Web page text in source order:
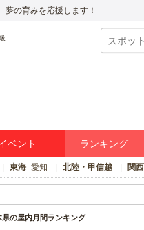
の育みを応援します！
ベント ランキング
東海 愛知 北陸・甲信越 関西
県の屋内月間ランキング